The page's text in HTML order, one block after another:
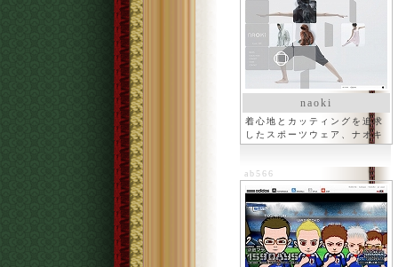
naoki
着心地とカッティングを追求
したスポーツウェア、ナオキ
ab566